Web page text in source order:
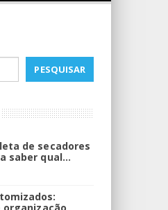
PESQUISAR
de secadores
saber qual…